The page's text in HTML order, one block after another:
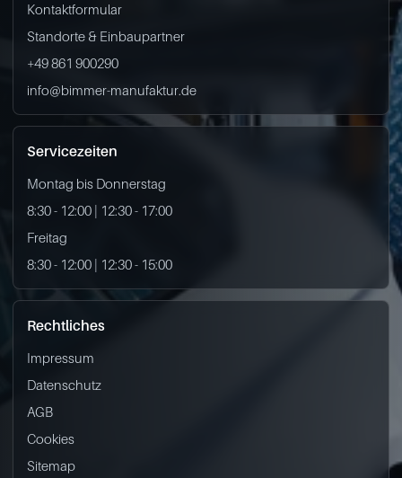
Kontaktformular
Standorte & Einbaupartner
+49 861 900290
info@bimmer-manufaktur.de
Servicezeiten
Montag bis Donnerstag
8:30 - 12:00 | 12:30 - 17:00
Freitag
8:30 - 12:00 | 12:30 - 15:00
Rechtliches
Impressum
Datenschutz
AGB
Cookies
Sitemap